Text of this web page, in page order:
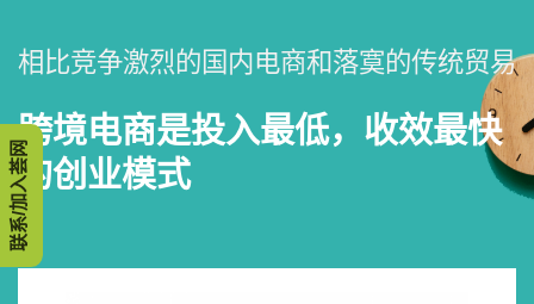
相比竞争激烈的国内电商和落寞的传统贸易
跨境电商是投入最低，收效最快
的创业模式
联系/加入荟网